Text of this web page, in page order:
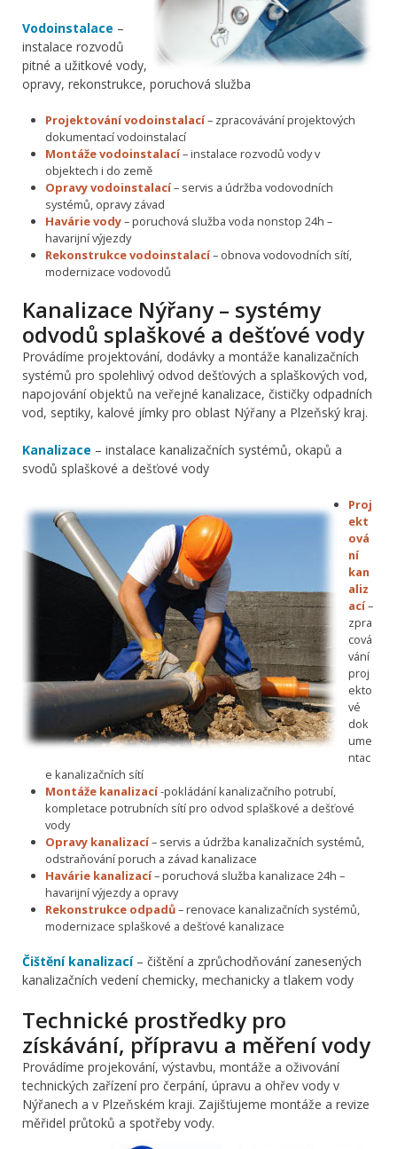
Vodoinstalace –
instalace rozvodů
pitné a užitkové vody,
opravy, rekonstrukce, poruchová služba
Projektování vodoinstalací– zpracovávání projektových
dokumentací vodoinstalací
Montáže vodoinstalací– instalace rozvodů vody v
objektech i do země
Opravy vodoinstalací– servis a údržba vodovodních
systémů, opravy závad
Havárie vody– poruchová služba voda nonstop 24h –
havarijní výjezdy
Rekonstrukce vodoinstalací– obnova vodovodních sítí,
modernizace vodovodů
Kanalizace Nýřany – systémy
odvodů splaškové a dešťové vody
Provádíme projektování, dodávky a montáže kanalizačních
systémů pro spolehlivý odvod dešťových a splaškových vod,
napojování objektů na veřejné kanalizace, čističky odpadních
vod, septiky, kalové jímky pro oblast Nýřany a Plzeňský kraj.
Kanalizace – instalace kanalizačních systémů, okapů a
svodů splaškové a dešťové vody
Proj
ekt
ová
ní
kan
aliz
ací–
zpra
cová
vání
proj
ekto
vé
dok
ume
ntac
e kanalizačních sítí
Montáže kanalizací-pokládání kanalizačního potrubí,
kompletace potrubních sítí pro odvod splaškové a dešťové
vody
Opravy kanalizací– servis a údržba kanalizačních systémů,
odstraňování poruch a závad kanalizace
Havárie kanalizací– poruchová služba kanalizace 24h –
havarijní výjezdy a opravy
Rekonstrukce odpadů– renovace kanalizačních systémů,
modernizace splaškové a dešťové kanalizace
Čištění kanalizací– čištění a zprůchodňování zanesených
kanalizačních vedení chemicky, mechanicky a tlakem vody
Technické prostředky pro
získávání, přípravu a měření vody
Provádíme projekování, výstavbu, montáže a oživování
technických zařízení pro čerpání, úpravu a ohřev vody v
Nýřanech a v Plzeňském kraji. Zajišťujeme montáže a revize
měřidel průtoků a spotřeby vody.